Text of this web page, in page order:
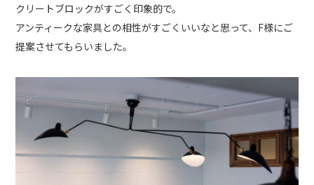
クリートブロックがすごく印象的で。
アンティークな家具との相性がすごくいいなと思って、F様にご
提案させてもらいました。